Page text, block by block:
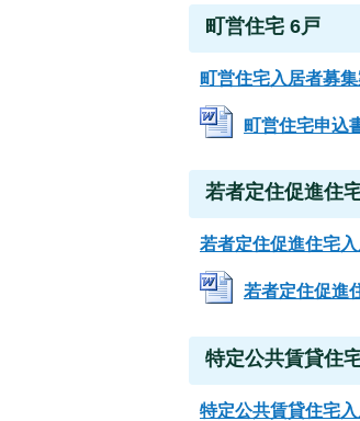
町営住宅 6戸
町営住宅入居者募
町営住宅申込
若者定住促進住
若者定住促進住宅
若者定住促進
特定公共賃貸住
特定公共賃貸住宅